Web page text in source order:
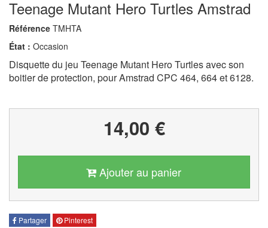
Teenage Mutant Hero Turtles Amstrad
Référence TMHTA
État : Occasion
Disquette du jeu Teenage Mutant Hero Turtles avec son
boitier de protection, pour Amstrad CPC 464, 664 et 6128.
14,00 €
Ajouter au panier
Partager Pinterest